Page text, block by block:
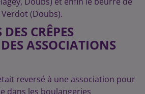
(Doubs).
DES CRÊPES
DES ASSOCIATIONS
reversé à une association pour
dans les boulangeries